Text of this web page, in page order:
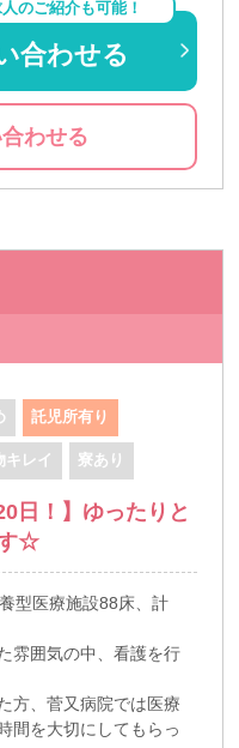
のご紹介も可能！
合わせる
わせる
託児所有り
キレイ 寮あり
日！】ゆったりと
す☆
型医療施設88床、計
雰囲気の中、看護を行
方、菅又病院では医療
間を大切にしてもらっ